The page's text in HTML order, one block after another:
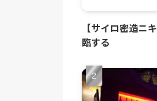
【サイロ密造ニ
臨する